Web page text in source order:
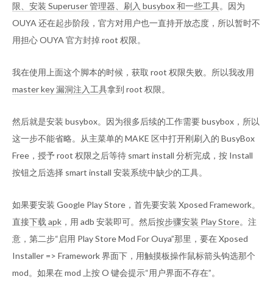
限、安装 Superuser 管理器、刷入 busybox 和一些工具。因为
OUYA 还在起步阶段，官方对用户也一直持开放态度，所以暂时不
用担心 OUYA 官方封掉 root 权限。
我在使用上面这个脚本的时候，获取 root 权限失败。所以我改用
master key 漏洞注入工具拿到 root 权限。
然后就是安装 busybox。因为很多后续的工作需要 busybox，所以
这一步不能省略。从主菜单的 MAKE 区中打开刚刷入的 BusyBox
Free，授予 root 权限之后等待 smart install 分析完成，按 Install
按钮之后选择 smart install 安装系统中缺少的工具。
如果要安装 Google Play Store，首先要安装 Xposed Framework。
直接下载 apk ，用 adb 安装即可。然后按步骤安装 Play Store。注
意，第二步“启用 Play Store Mod For Ouya”那里，要在 Xposed
Installer => Framework 界面下，用触摸板操作鼠标箭头钩选那个
mod。如果在 mod 上按 O 键会提示“用户界面不存在”。